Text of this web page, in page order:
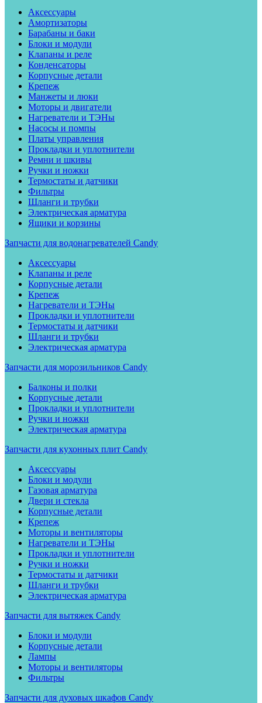
Аксессуары
Амортизаторы
Барабаны и баки
Блоки и модули
Клапаны и реле
Конденсаторы
Корпусные детали
Крепеж
Манжеты и люки
Моторы и двигатели
Нагреватели и ТЭНы
Насосы и помпы
Платы управления
Прокладки и уплотнители
Ремни и шкивы
Ручки и ножки
Термостаты и датчики
Фильтры
Шланги и трубки
Электрическая арматура
Ящики и корзины
Запчасти для водонагревателей Candy
Аксессуары
Клапаны и реле
Корпусные детали
Крепеж
Нагреватели и ТЭНы
Прокладки и уплотнители
Термостаты и датчики
Шланги и трубки
Электрическая арматура
Запчасти для морозильников Candy
Балконы и полки
Корпусные детали
Прокладки и уплотнители
Ручки и ножки
Электрическая арматура
Запчасти для кухонных плит Candy
Аксессуары
Блоки и модули
Газовая арматура
Двери и стекла
Корпусные детали
Крепеж
Моторы и вентиляторы
Нагреватели и ТЭНы
Прокладки и уплотнители
Ручки и ножки
Термостаты и датчики
Шланги и трубки
Электрическая арматура
Запчасти для вытяжек Candy
Блоки и модули
Корпусные детали
Лампы
Моторы и вентиляторы
Фильтры
Запчасти для духовых шкафов Candy